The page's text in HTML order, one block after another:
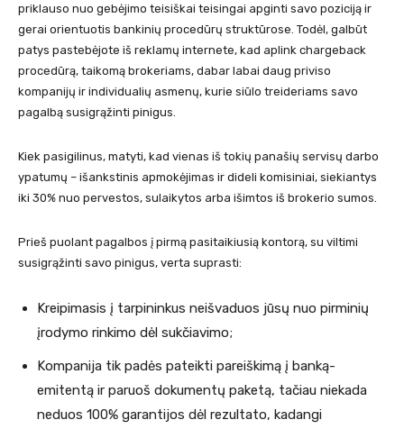
priklauso nuo gebėjimo teisiškai teisingai apginti savo poziciją ir
gerai orientuotis bankinių procedūrų struktūrose. Todėl, galbūt
patys pastebėjote iš reklamų internete, kad aplink chargeback
procedūrą, taikomą brokeriams, dabar labai daug priviso
kompanijų ir individualių asmenų, kurie siūlo treideriams savo
pagalbą susigrąžinti pinigus.
Kiek pasigilinus, matyti, kad vienas iš tokių panašių servisų darbo
ypatumų – išankstinis apmokėjimas ir dideli komisiniai, siekiantys
iki 30% nuo pervestos, sulaikytos arba išimtos iš brokerio sumos.
Prieš puolant pagalbos į pirmą pasitaikiusią kontorą, su viltimi
susigrąžinti savo pinigus, verta suprasti:
Kreipimasis į tarpininkus neišvaduos jūsų nuo pirminių
įrodymo rinkimo dėl sukčiavimo;
Kompanija tik padės pateikti pareiškimą į banką-
emitentą ir paruoš dokumentų paketą, tačiau niekada
neduos 100% garantijos dėl rezultato, kadangi